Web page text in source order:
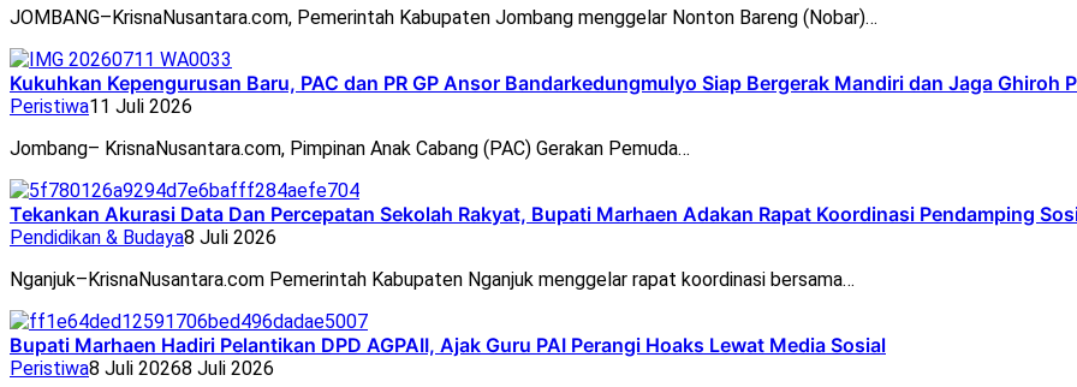
JOMBANG–KrisnaNusantara.com, Pemerintah Kabupaten Jombang menggelar Nonton Bareng (Nobar)…
Kukuhkan Kepengurusan Baru, PAC dan PR GP Ansor Bandarkedungmulyo Siap Bergerak Mandiri dan Jaga Ghiroh
Peristiwa11 Juli 2026
Jombang– KrisnaNusantara.com, Pimpinan Anak Cabang (PAC) Gerakan Pemuda…
Tekankan Akurasi Data Dan Percepatan Sekolah Rakyat, Bupati Marhaen Adakan Rapat Koordinasi Pendamping
Pendidikan & Budaya8 Juli 2026
Nganjuk–KrisnaNusantara.com Pemerintah Kabupaten Nganjuk menggelar rapat koordinasi bersama…
Bupati Marhaen Hadiri Pelantikan DPD AGPAII, Ajak Guru PAI Perangi Hoaks Lewat Media Sosial
Peristiwa8 Juli 20268 Juli 2026